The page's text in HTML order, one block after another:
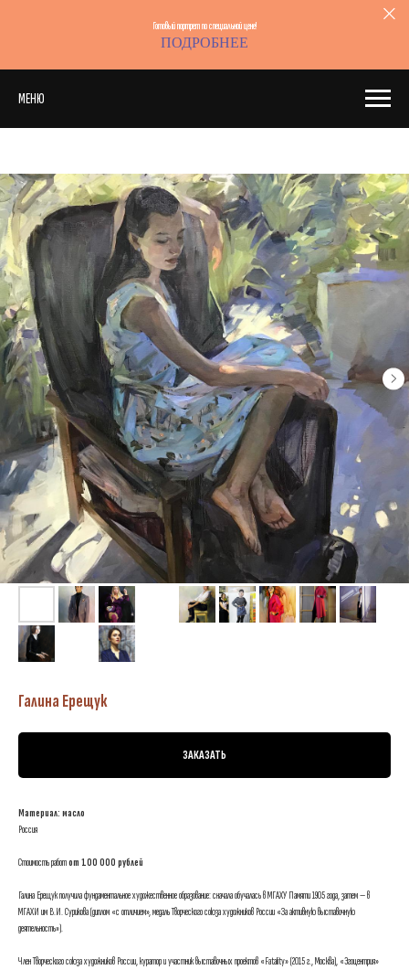
Готовый портрет по специальной цене!
ПОДРОБНЕЕ
МЕНЮ
Галина Ерещук
ЗАКАЗАТЬ
Материал: масло
Россия
Стоимость работот 100 000 рублей
Галина Ерещук получила фундаментальное художественное образование: сначала обучалась в МГАХУ Памяти 1905 года, затем — в
МГАХИ им В.И. Сурикова (диплом «с отличием», медаль Творческого союза художников России «За активную выставочную
деятельность»).
Член Творческого союза художников России, куратор и участник выставочных проектов «Fatality» (2015 г., Москва), «Эгоцентрия»